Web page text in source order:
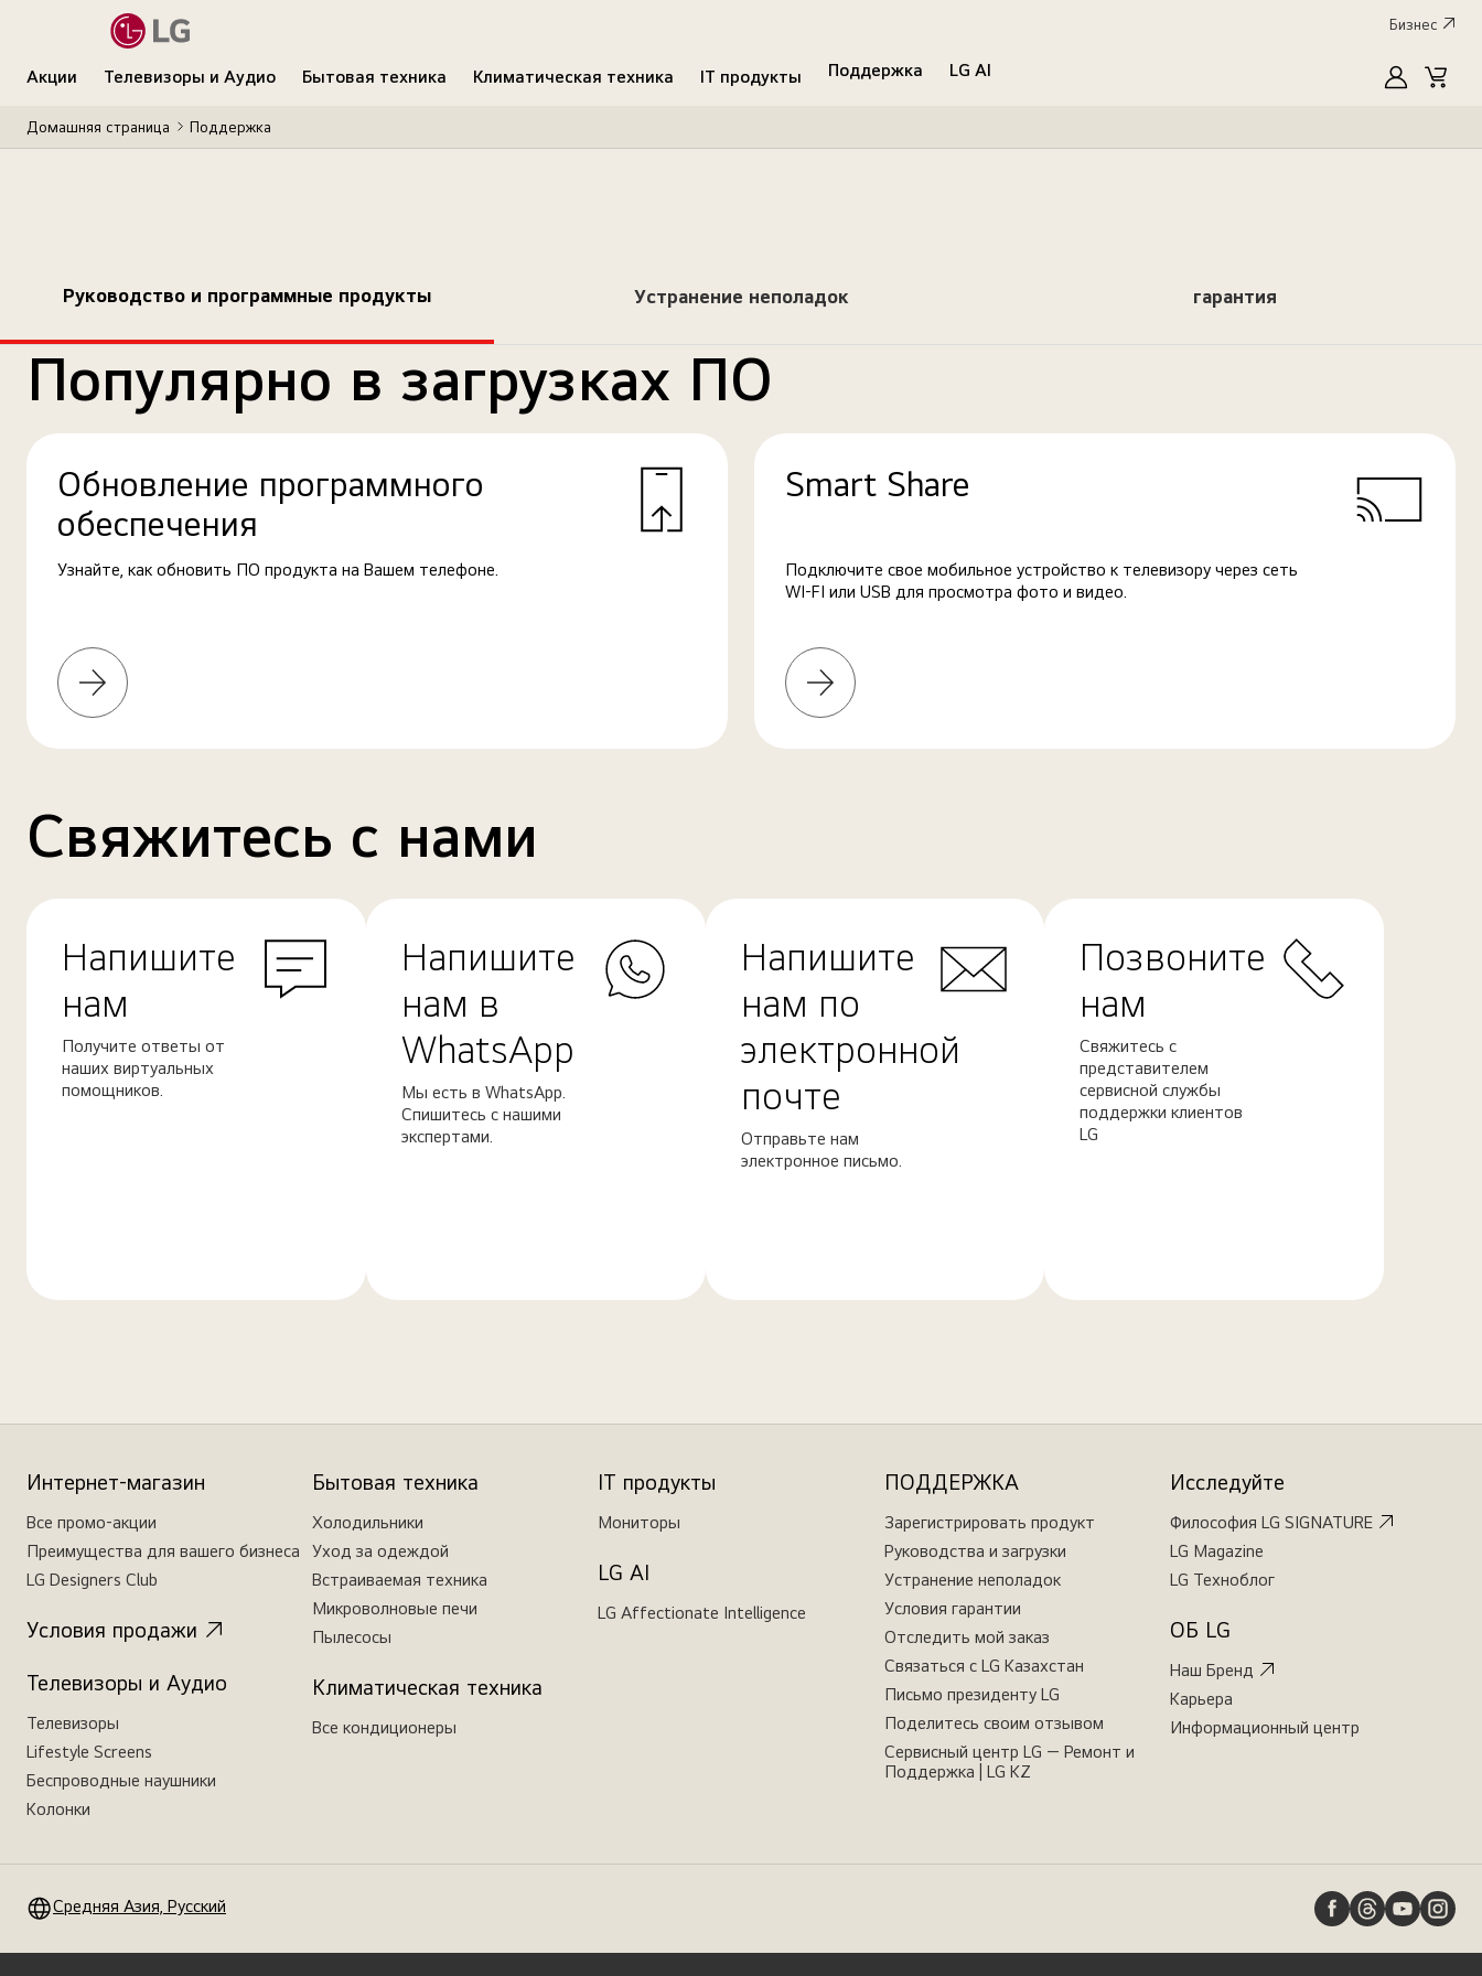
Бизнес
Акции Телевизоры и Аудио Бытовая техника Климатическая техника IT продукты Поддержка
LG AI
MyLGCart
Домашняя страница Поддержка
Руководство и программные продукты Устранение неполадок гарантия
Популярно в загрузках ПО
Обновление программного
обеспечения
Узнайте, как обновить ПО продукта на Вашем телефоне.
Узнать
больше
Smart Share
Подключите свое мобильное устройство к телевизору через сеть
WI-FI или USB для просмотра фото и видео.
Узнать
больше
Свяжитесь с нами
Напишите
нам
Получите ответы от
наших виртуальных
помощников.
Напишите
нам в
WhatsApp
Мы есть в WhatsApp.
Спишитесь с нашими
экспертами.
Напишите
нам по
электронной
почте
Отправьте нам
электронное письмо.
Позвоните
нам
Свяжитесь с
представителем
сервисной службы
поддержки клиентов
LG
Интернет-магазин
Все промо-акции
Преимущества для вашего бизнеса
LG Designers Club
Условия продажи
Телевизоры и Аудио
Телевизоры
Lifestyle Screens
Беспроводные наушники
Колонки
Бытовая техника
Холодильники
Уход за одеждой
Встраиваемая техника
Микроволновые печи
Пылесосы
Климатическая техника
Все кондиционеры
IT продукты
Мониторы
LG AI
LG Affectionate Intelligence
ПОДДЕРЖКА
Зарегистрировать продукт
Руководства и загрузки
Устранение неполадок
Условия гарантии
Отследить мой заказ
Связаться с LG Казахстан
Письмо президенту LG
Поделитесь своим отзывом
Сервисный центр LG — Ремонт и
Поддержка | LG KZ
Исследуйте
Философия LG SIGNATURE
LG Magazine
LG Техноблог
ОБ LG
Наш Бренд
Карьера
Информационный центр
Средняя Азия, Русский